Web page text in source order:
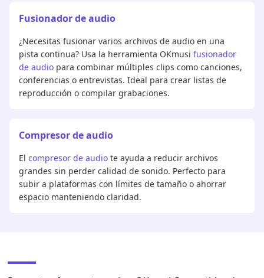
Fusionador de audio
¿Necesitas fusionar varios archivos de audio en una
pista continua? Usa la herramienta OKmusi fusionador
de audio para combinar múltiples clips como canciones,
conferencias o entrevistas. Ideal para crear listas de
reproducción o compilar grabaciones.
Compresor de audio
El compresor de audio te ayuda a reducir archivos
grandes sin perder calidad de sonido. Perfecto para
subir a plataformas con límites de tamaño o ahorrar
espacio manteniendo claridad.